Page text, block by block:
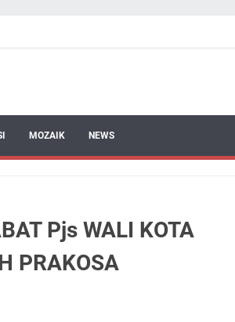
MOZAIK NEWS
Pjs WALI KOTA
PRAKOSA